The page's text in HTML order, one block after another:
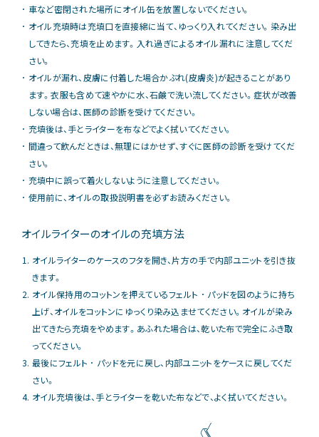
車など密閉された場所にオイル缶を放置しないでください。
オイル充填時は充填口を直接綿に当て、ゆっくり入れてください。染み出
してきたら、充填を止めます。入れ過ぎによるオイル漏れに注意してくだ
さい。
オイルが漏れ、皮膚に付着した場合かぶれ(皮膚炎)が起きることがあり
ます。衣服も含めて速やかに水、石鹸で洗い流してください。症状が改善
しない場合は、医師の診断を受けてください。
充填後は、手とライターを布などでよく拭いてください。
間違って飲んだときは、無理にはかせず、すぐに医師の診断を受けてくだ
さい。
充填中に誤って着火しないように注意してください。
使用前に、オイルの取扱説明書を必ずお読みください。
オイルライターのオイルの充填方法
オイルライターのケースのフタを開き、片方の手で内部ユニットを引き抜
きます。
オイル保持用のコットンを押えているフェルト ･ パッドを図のように持ち
上げ、オイルをコットンにゆっくり染み込ませてください。オイルが染み
出てきたら充填をやめます。あふれた場合は、乾いた布で完全にふき取
ってください。
最後にフェルト ･ パッドを元に戻し、内部ユニットをケースに戻してくだ
さい。
オイル充填後は、手とライターを乾いた布などで、よく拭いてください。